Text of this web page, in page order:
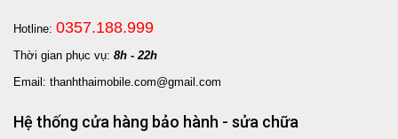
Hotline: 0357.188.999
Thời gian phục vụ: 8h - 22h
Email: thanhthaimobile.com@gmail.com
Hệ thống cửa hàng bảo hành - sửa chữa